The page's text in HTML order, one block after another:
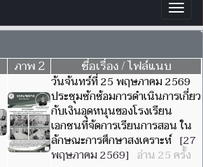
ภาพ 2 ชื่อเรื่อง / ไฟล์แนบ
วันจันทร์ที่ 25 พฤษภาคม 2569
ประชุมซักซ้อมการดำเนินการเกี่ยว
กับเงินอุดหนุนของโรงเรียน
เอกชนที่จัดการเรียนการสอน ใน
ลักษณะการศึกษาสงเคราะห์ [27
พฤษภาคม 2569] อ่าน 25 ครั้ง